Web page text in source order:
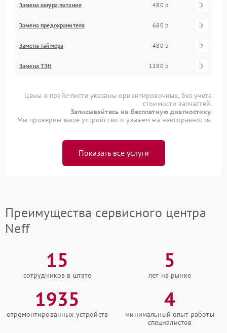
Замена шнура питания 480 р
Замена предохранителя 680 р
Замена таймера 480 р
Замена ТЭН 1180 р
Цены в прайс-листе указаны ориентировочные, без учета
стоимости запчастей.
Записывайтесь на бесплатную диагностику.
Мы проверим ваше устройство и укажем на неисправность.
Показать все услуги
Преимущества сервисного центра
Neff
15
сотрудников в штате
5
лет на рынке
1935
отремонтированных устройств
4
минимальный опыт работы
специалистов